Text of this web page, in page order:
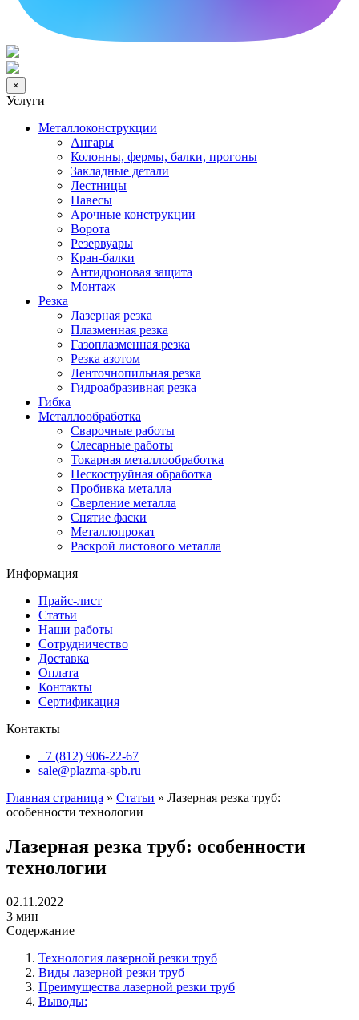
×
Услуги
Металлоконструкции
Ангары
Колонны, фермы, балки, прогоны
Закладные детали
Лестницы
Навесы
Арочные конструкции
Ворота
Резервуары
Кран-балки
Антидроновая защита
Монтаж
Резка
Лазерная резка
Плазменная резка
Газоплазменная резка
Резка азотом
Ленточнопильная резка
Гидроабразивная резка
Гибка
Металлообработка
Сварочные работы
Слесарные работы
Токарная металлообработка
Пескоструйная обработка
Пробивка металла
Сверление металла
Снятие фаски
Металлопрокат
Раскрой листового металла
Информация
Прайс-лист
Статьи
Наши работы
Сотрудничество
Доставка
Оплата
Контакты
Сертификация
Контакты
+7 (812) 906-22-67
sale@plazma-spb.ru
Главная страница » Статьи » Лазерная резка труб:
особенности технологии
Лазерная резка труб: особенности
технологии
02.11.2022
3 мин
Содержание
Технология лазерной резки труб
Виды лазерной резки труб
Преимущества лазерной резки труб
Выводы: